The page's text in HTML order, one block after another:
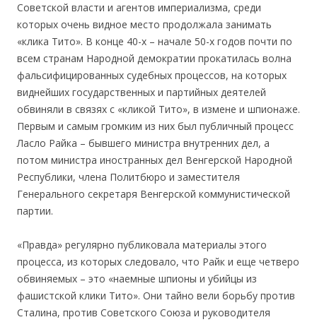
Советской власти и агентов империализма, среди
которых очень видное место продолжала занимать
«клика Тито». В конце 40-х – начале 50-х годов почти по
всем странам Народной демократии прокатилась волна
фальсифицированных судебных процессов, на которых
виднейших государственных и партийных деятелей
обвиняли в связях с «кликой Тито», в измене и шпионаже.
Первым и самым громким из них был публичный процесс
Ласло Райка – бывшего министра внутренних дел, а
потом министра иностранных дел Венгерской Народной
Республики, члена Политбюро и заместителя
Генерального секретаря Венгерской коммунистической
партии.
«Правда» регулярно публиковала материалы этого
процесса, из которых следовало, что Райк и еще четверо
обвиняемых – это «наемные шпионы и убийцы из
фашистской клики Тито». Они тайно вели борьбу против
Сталина, против Советского Союза и руководителя